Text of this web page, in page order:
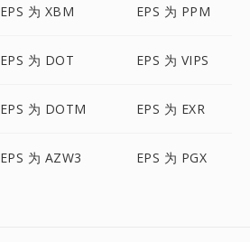
EPS 为 XBM EPS 为 PPM
EPS 为 DOT EPS 为 VIPS
EPS 为 DOTM EPS 为 EXR
EPS 为 AZW3 EPS 为 PGX